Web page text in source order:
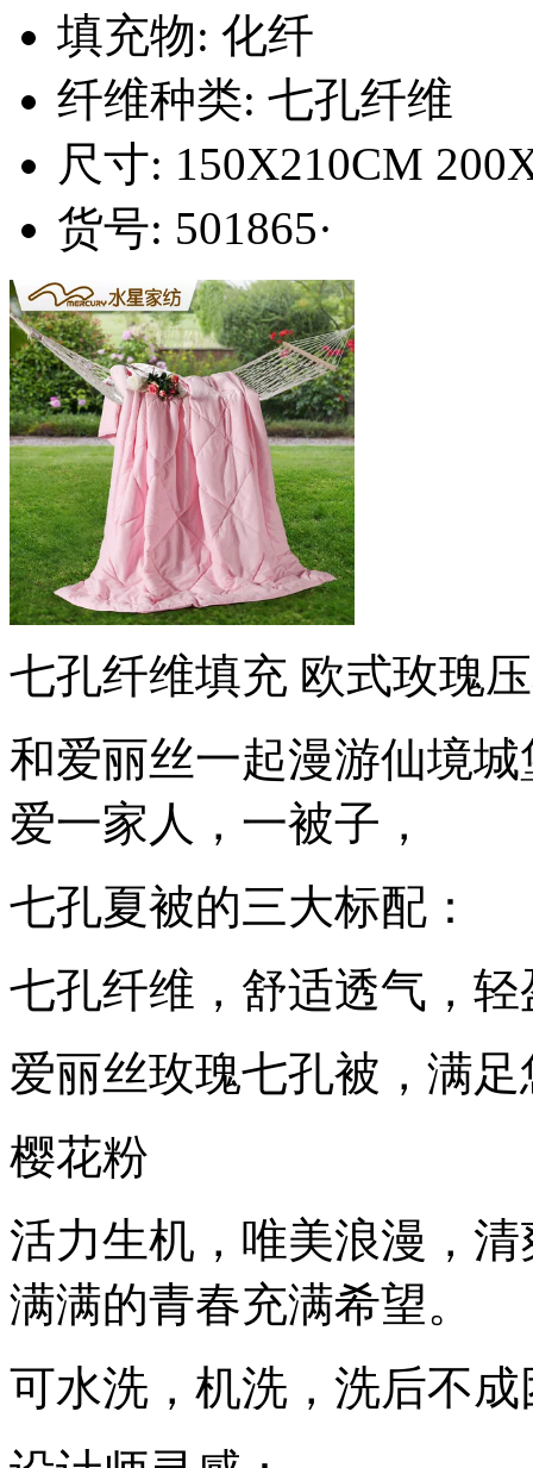
填充物: 化纤
纤维种类: 七孔纤维
尺寸: 150X210CM
货号: 501865·
七孔纤维填充 欧式玫瑰
和爱丽丝一起漫游仙境
爱一家人，一被子，
七孔夏被的三大标配：
七孔纤维，舒适透气，轻
爱丽丝玫瑰七孔被，满
樱花粉
活力生机，唯美浪漫，
满满的青春充满希望。
可水洗，机洗，洗后不